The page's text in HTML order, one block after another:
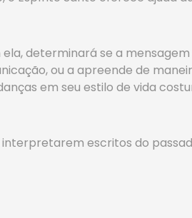
determinará se a
ou a apreende de
em seu estilo de vida
escritos do